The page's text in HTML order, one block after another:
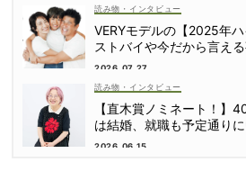
読み物・インタビュー
VERYモデルの【2025年
ストバイや今だから言え
2026.07.27
読み物・インタビュー
【直木賞ノミネート！】
は結婚、就職も予定通り
倉かすみさん
2026.06.15